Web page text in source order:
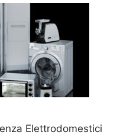
Elettrodomestici